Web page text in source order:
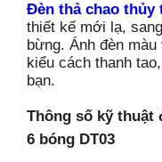
Đèn thả chao thủy
thiết kế mới lạ,
bừng. Ánh đèn
kiểu cách thanh
bạn.
Thông số kỹ thuật
6 bóng DT03